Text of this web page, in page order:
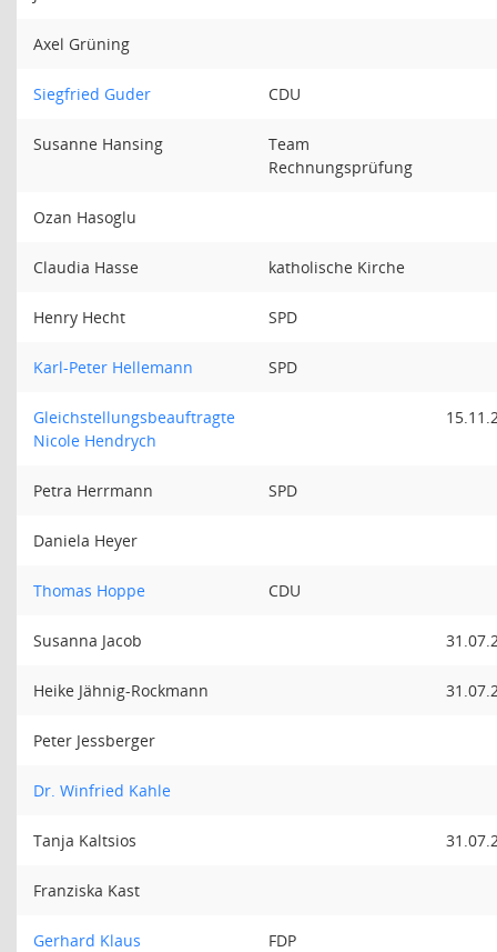
Axel Grüning
Siegfried Guder CDU
Susanne Hansing
Team
Rechnungsprüfung
Ozan Hasoglu
Claudia Hasse katholische Kirche
Henry Hecht SPD
Karl-Peter Hellemann SPD
Gleichstellungsbeauftragte
Nicole Hendrych
Petra Herrmann SPD
Daniela Heyer
Thomas Hoppe CDU
Susanna Jacob
Heike Jähnig-Rockmann
Peter Jessberger
Dr. Winfried Kahle
Tanja Kaltsios
Franziska Kast
Gerhard Klaus FDP